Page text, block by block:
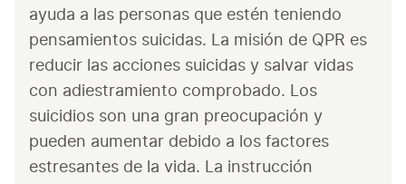
ayuda a las personas que estén teniendo
pensamientos suicidas. La misión de QPR es
reducir las acciones suicidas y salvar vidas
con adiestramiento comprobado. Los
suicidios son una gran preocupación y
pueden aumentar debido a los factores
estresantes de la vida. La instrucción